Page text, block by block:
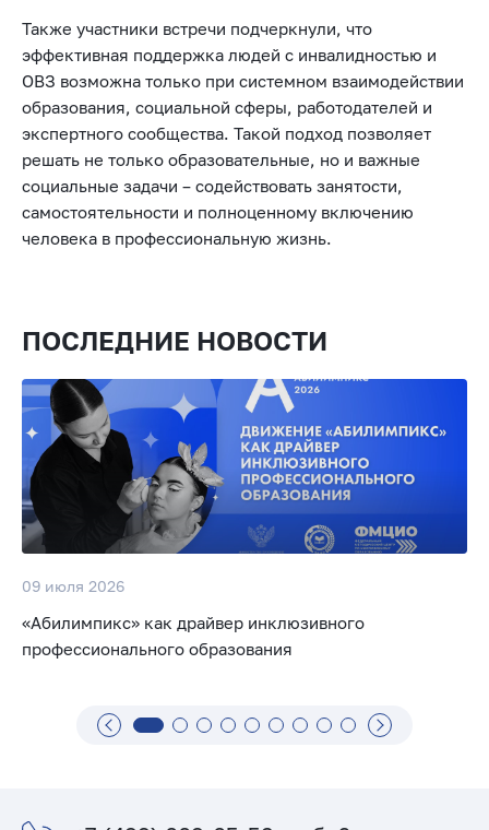
Также участники встречи подчеркнули, что
эффективная поддержка людей с инвалидностью и
ОВЗ возможна только при системном взаимодействии
образования, социальной сферы, работодателей и
экспертного сообщества. Такой подход позволяет
решать не только образовательные, но и важные
социальные задачи – содействовать занятости,
самостоятельности и полноценному включению
человека в профессиональную жизнь.
ПОСЛЕДНИЕ НОВОСТИ
09 июля 2026
«Абилимпикс» как драйвер инклюзивного
профессионального образования